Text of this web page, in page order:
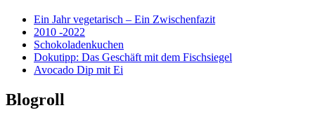
Ein Jahr vegetarisch – Ein Zwischenfazit
2010 -2022
Schokoladenkuchen
Dokutipp: Das Geschäft mit dem Fischsiegel
Avocado Dip mit Ei
Blogroll